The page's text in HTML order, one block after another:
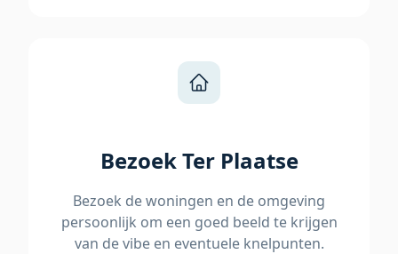
Bezoek Ter Plaatse
Bezoek de woningen en de omgeving
persoonlijk om een goed beeld te krijgen
van de vibe en eventuele knelpunten.